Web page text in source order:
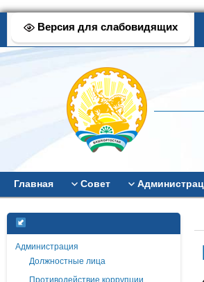
Версия для слабовидящих
Главная Совет
Администрация
Должностные лица
Противодействие коррупции